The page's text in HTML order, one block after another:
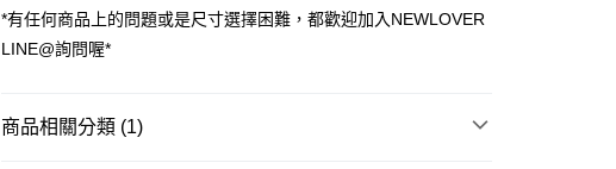
每筆NT$60，滿NT$1,599(含以上)免運費
全家(信用卡、多元支付)
7-11(貨到付款)
*有任何商品上的問題或是尺寸選擇困難，都歡迎加入NEWLOVER
LINE@詢問喔*
商品相關分類 (1)